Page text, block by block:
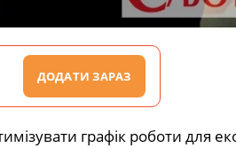
ДОДАТИ ЗАРАЗ
графік роботи для